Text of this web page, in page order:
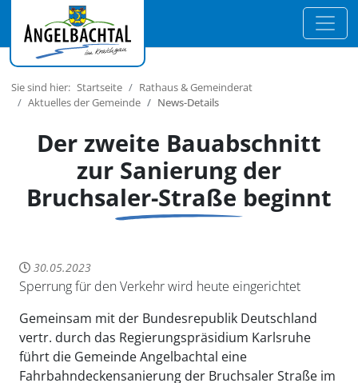
Sie sind hier: Startseite
Rathaus & Gemeinderat
Aktuelles der Gemeinde
News-Details
Der zweite Bauabschnitt
zur Sanierung der
Bruchsaler-Straße beginnt
30.05.2023
Sperrung für den Verkehr wird heute eingerichtet
Gemeinsam mit der Bundesrepublik Deutschland
vertr. durch das Regierungspräsidium Karlsruhe
führt die Gemeinde Angelbachtal eine
Fahrbahndeckensanierung der Bruchsaler Straße im